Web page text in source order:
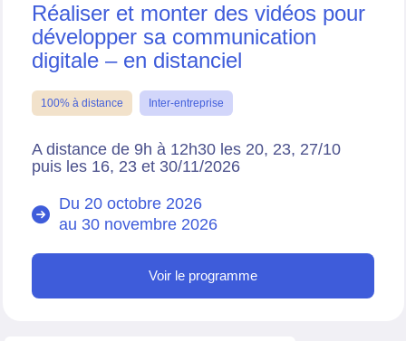
Réaliser et monter des vidéos pour
développer sa communication
digitale – en distanciel
100% à distance Inter-entreprise
A distance de 9h à 12h30 les 20, 23, 27/10
puis les 16, 23 et 30/11/2026
Du 20 octobre 2026
au 30 novembre 2026
Voir le programme